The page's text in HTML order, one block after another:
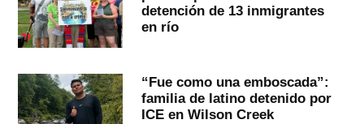
detención de 13 inmigrantes
en río
“Fue como una emboscada”:
familia de latino detenido por
ICE en Wilson Creek